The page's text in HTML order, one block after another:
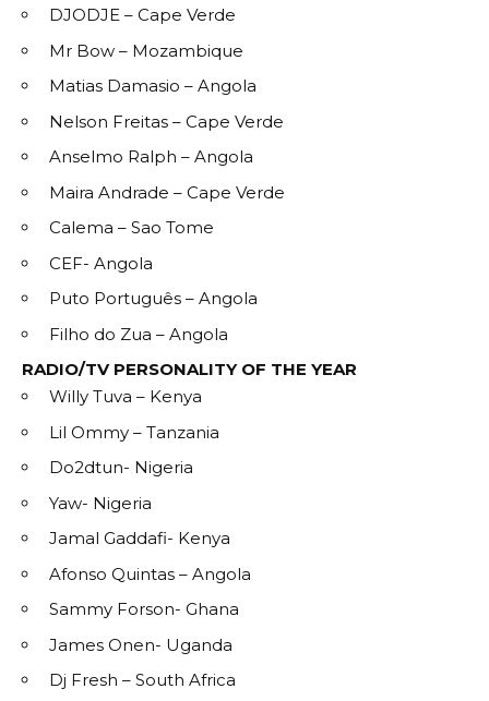
DJODJE – Cape Verde
Mr Bow – Mozambique
Matias Damasio – Angola
Nelson Freitas – Cape Verde
Anselmo Ralph – Angola
Maira Andrade – Cape Verde
Calema – Sao Tome
CEF- Angola
Puto Português – Angola
Filho do Zua – Angola
RADIO/TV PERSONALITY OF THE YEAR
Willy Tuva – Kenya
Lil Ommy – Tanzania
Do2dtun- Nigeria
Yaw- Nigeria
Jamal Gaddafi- Kenya
Afonso Quintas – Angola
Sammy Forson- Ghana
James Onen- Uganda
Dj Fresh – South Africa